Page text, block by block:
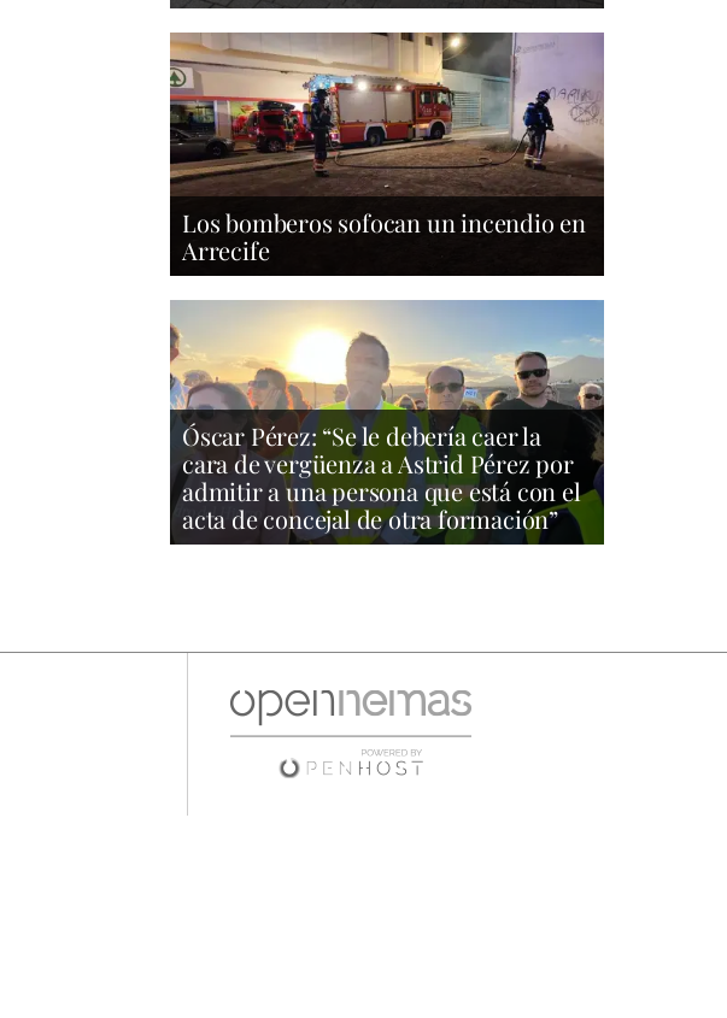
Los bomberos sofocan un incendio en
Arrecife
Óscar Pérez: “Se le debería caer la
cara de vergüenza a Astrid Pérez por
admitir a una persona que está con el
acta de concejal de otra formación”